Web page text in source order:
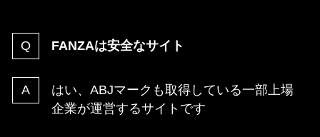
FANZAは安全なサイト
はい、ABJマークも取得している一部上場
企業が運営するサイトです